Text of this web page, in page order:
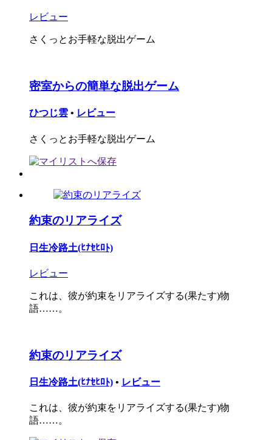
レビュー
さくっとお手軽な脱出ゲーム
密室からの簡単な脱出ゲーム
ひつじ雲 • レビュー
さくっとお手軽な脱出ゲーム
約束のリアライズ
日生冷路土(ﾋﾅｾﾋﾛﾄ)
レビュー
これは、彼が約束をリアライズする(果たす)物
語……。
約束のリアライズ
日生冷路土(ﾋﾅｾﾋﾛﾄ) • レビュー
これは、彼が約束をリアライズする(果たす)物
語……。